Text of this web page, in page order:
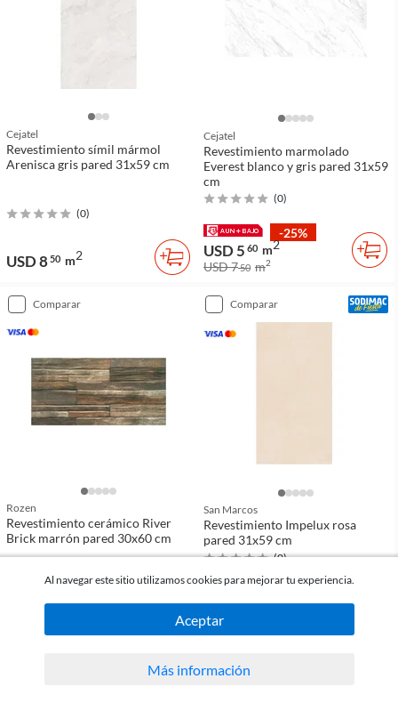
Cejatel
Revestimiento símil mármol
Arenisca gris pared 31x59 cm
(0)
USD 850 m2
Cejatel
Revestimiento marmolado
Everest blanco y gris pared 31x59
cm
(0)
-25%
USD 5 60 m2
USD 750 m2
comparar
Rozen
Revestimiento cerámico River
Brick marrón pared 30x60 cm
comparar
San Marcos
Revestimiento Impelux rosa
pared 31x59 cm
(0)
2
USD 9
comparar
Al navegar este sitio utilizamos cookies para mejorar tu experiencia.
Aceptar
Más información